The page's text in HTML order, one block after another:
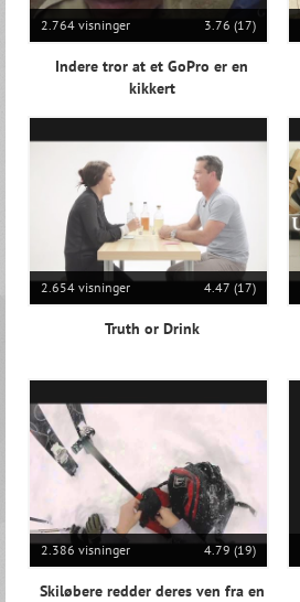
2.764 visninger 3.76 (17)
Indere tror at et GoPro er en
kikkert
2.654 visninger 4.47 (17)
Truth or Drink
2.386 visninger 4.79 (19)
Skiløbere redder deres ven fra en